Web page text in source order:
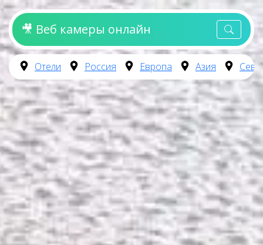
🎥 Веб камеры онлайн
Отели Россия Европа Азия